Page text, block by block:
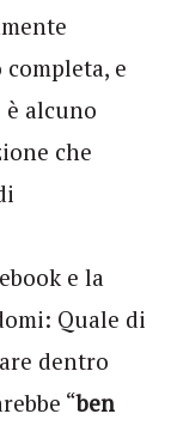
e
è alcuno
che
e la
Quale di
dentro
“ben